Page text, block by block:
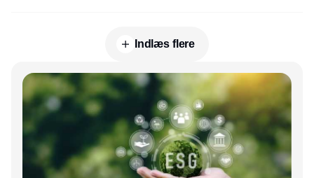
Indlæs flere
Annonce